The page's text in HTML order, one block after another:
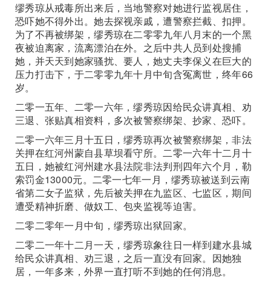
缪秀琼从戒毒所出来后，当地警察对她进行监视居住，
恐吓她不得外出。她去探视亲戚，遭警察拦截、扣押。
为了不再被绑架，缪秀琼在二零零九年八月末的一个黑
夜被迫离家，流离漂泊在外。之后中共人员到处搜捕
她，并天天到她家骚扰、要人，她丈夫李保义在巨大的
压力打击下，于二零零九年十月中旬含冤离世，终年66
岁。
二零一五年、二零一六年，缪秀琼因给民众讲真相、劝
三退、张贴真相资料，多次被警察绑架、抄家、恐吓。
二零一六年三月十五日，缪秀琼再次被警察绑架，非法
关押在红河州蒙自县草坝看守所。二零一六年十二月十
五日，她被红河州建水县法院非法判刑四年六个月，勒
索罚金13000元。二零一七年一月，缪秀琼被送到云南
省第二女子监狱，先后被关押在九监区、七监区，期间
遭受精神折磨、做奴工、包夹监视等迫害。
二零二零年一月中旬，缪秀琼出狱回家。
二零二一年十二月一天，缪秀琼象往日一样到建水县城
给民众讲真相、劝三退，之后一直没有回家。因她独
居，一年多来，外界一直打听不到她的任何消息。